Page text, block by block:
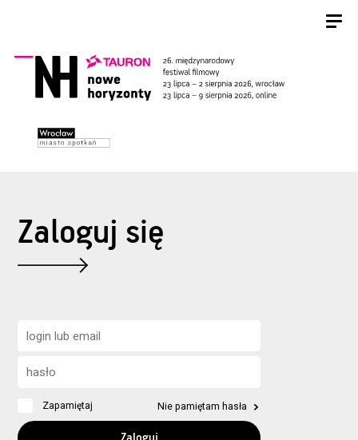
Zaloguj się
Zapamiętaj Nie pamiętam hasła